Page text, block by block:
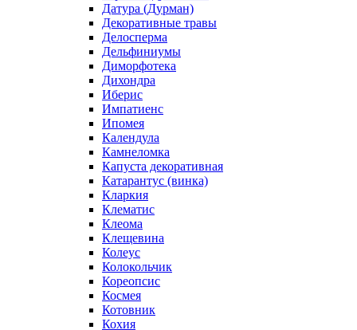
Датура (Дурман)
Декоративные травы
Делосперма
Дельфиниумы
Диморфотека
Дихондра
Иберис
Импатиенс
Ипомея
Календула
Камнеломка
Капуста декоративная
Катарантус (винка)
Кларкия
Клематис
Клеома
Клещевина
Колеус
Колокольчик
Кореопсис
Космея
Котовник
Кохия